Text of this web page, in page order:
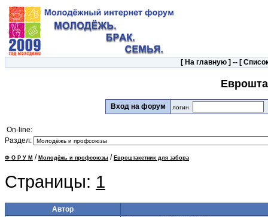
[ На главную] -- [
Вход на форум логин
On-line:
Раздел:
Ф О Р У М / Молодёжь и профсоюзы / Евроштакетник для забора
Страницы: 1
Автор